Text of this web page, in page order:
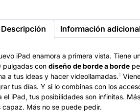
Descripción Información
iPad enamora a primera vista. Tiene
pulgadas condiseño de borde a borde
a tus ideas y hacer videollamadas.1
tus días. Y si lo combinas con los
el iPad, tus posibilidades son infinitas.
capaz. Más no se puede pedir.